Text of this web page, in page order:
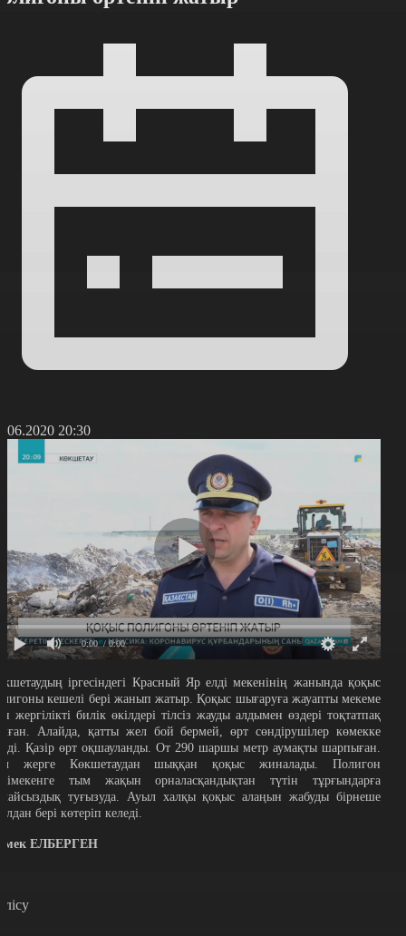
20:30
0:00 / 0:00
іргесіндегі Красный Яр елді мекенінің жанында қоқыс
кешелі бері жанып жатыр. Қоқыс шығаруға жауапты мекеме
жергілікті билік өкілдері тілсіз жауды алдымен өздері тоқтатпақ
Алайда, қатты жел бой бермей, өрт сөндірушілер көмекке
Қазір өрт оқшауланды. От 290 шаршы метр аумақты шарпыған.
жерге Көкшетаудан шыққан қоқыс жиналады. Полигон
тым жақын орналасқандықтан түтін тұрғындарға
туғызуда. Ауыл халқы қоқыс алаңын жабуды бірнеше
бері көтеріп келеді.
ЕЛБЕРГЕН